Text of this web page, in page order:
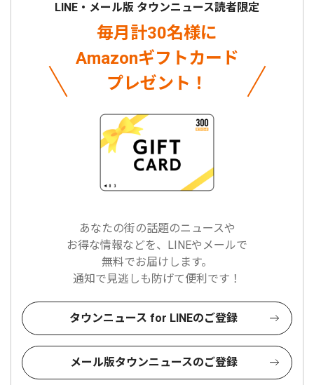
LINE・メール版 タウンニュース読者限定
毎月計30名様に
Amazonギフトカード
プレゼント！
あなたの街の話題のニュースや
お得な情報などを、LINEやメールで
無料でお届けします。
通知で見逃しも防げて便利です！
タウンニュース for LINEのご登録
メール版タウンニュースのご登録